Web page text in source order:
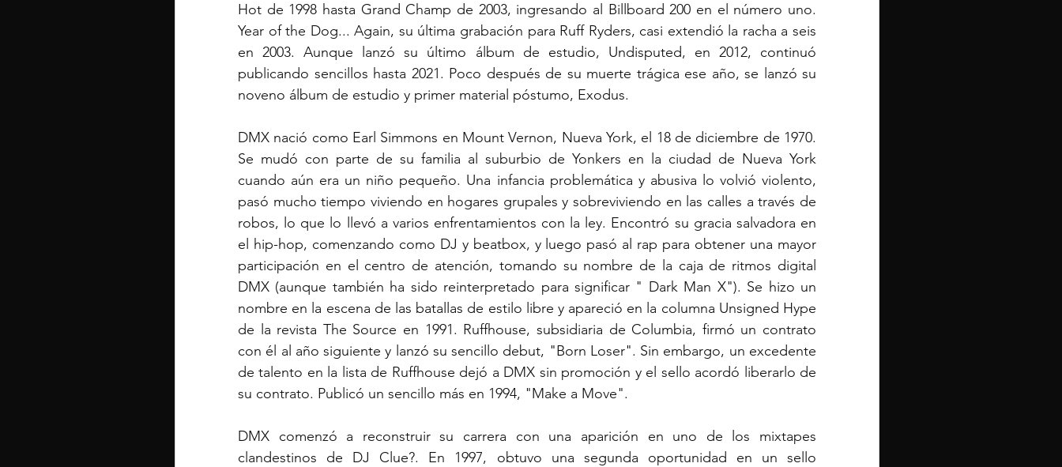
Hot de 1998 hasta Grand Champ de 2003, ingresando al Billboard 200 en el número uno.
Year of the Dog... Again, su última grabación para Ruff Ryders, casi extendió la racha a seis
en 2003. Aunque lanzó su último álbum de estudio, Undisputed, en 2012, continuó
publicando sencillos hasta 2021. Poco después de su muerte trágica ese año, se lanzó su
noveno álbum de estudio y primer material póstumo, Exodus.
DMX nació como Earl Simmons en Mount Vernon, Nueva York, el 18 de diciembre de 1970.
Se mudó con parte de su familia al suburbio de Yonkers en la ciudad de Nueva York
cuando aún era un niño pequeño. Una infancia problemática y abusiva lo volvió violento,
pasó mucho tiempo viviendo en hogares grupales y sobreviviendo en las calles a través de
robos, lo que lo llevó a varios enfrentamientos con la ley. Encontró su gracia salvadora en
el hip-hop, comenzando como DJ y beatbox, y luego pasó al rap para obtener una mayor
participación en el centro de atención, tomando su nombre de la caja de ritmos digital
DMX (aunque también ha sido reinterpretado para significar " Dark Man X"). Se hizo un
nombre en la escena de las batallas de estilo libre y apareció en la columna Unsigned Hype
de la revista The Source en 1991. Ruffhouse, subsidiaria de Columbia, firmó un contrato
con él al año siguiente y lanzó su sencillo debut, "Born Loser". Sin embargo, un excedente
de talento en la lista de Ruffhouse dejó a DMX sin promoción y el sello acordó liberarlo de
su contrato. Publicó un sencillo más en 1994, "Make a Move".
DMX comenzó a reconstruir su carrera con una aparición en uno de los mixtapes
clandestinos de DJ Clue?. En 1997, obtuvo una segunda oportunidad en un sello